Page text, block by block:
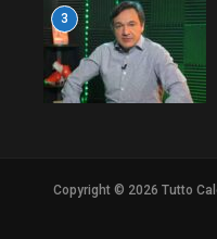
3
Copyright © 2026 Tutto